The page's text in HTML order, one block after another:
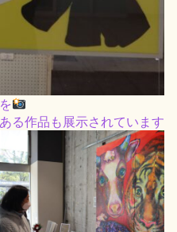
る作品も展示されています